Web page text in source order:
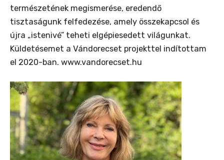
természetének megismerése, eredendő
tisztaságunk felfedezése, amely összekapcsol és
újra „istenivé” teheti elgépiesedett világunkat.
Küldetésemet a Vándorecset projekttel indítottam
el 2020-ban. www.vandorecset.hu